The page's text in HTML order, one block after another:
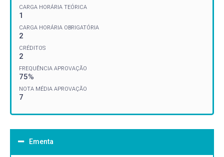
CARGA HORÁRIA TEÓRICA
1
CARGA HORÁRIA OBRIGATÓRIA
2
CRÉDITOS
2
FREQUÊNCIA APROVAÇÃO
75%
NOTA MÉDIA APROVAÇÃO
7
Ementa